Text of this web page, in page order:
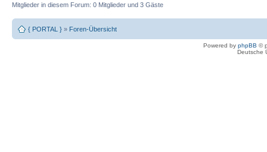
Mitglieder in diesem Forum: 0 Mitglieder und 3 Gäste
{ PORTAL } » Foren-Übersicht
Powered by phpBB ©
Deutsche